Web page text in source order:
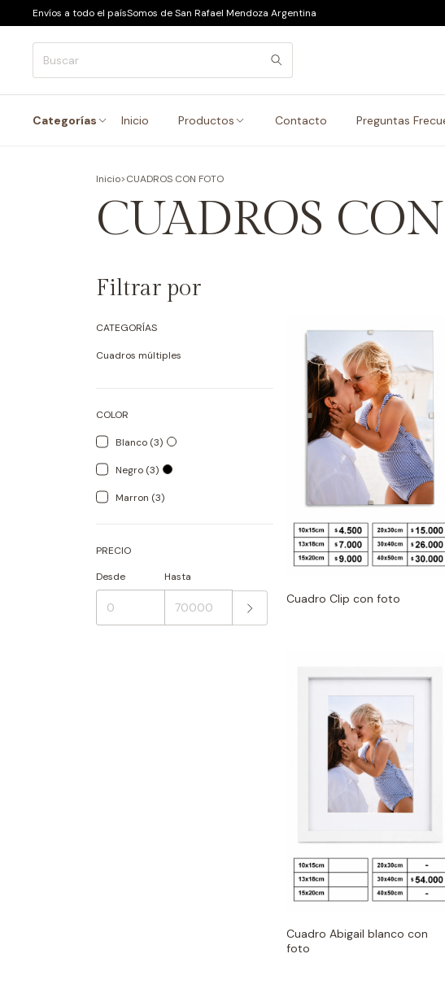
Envíos a todo el paísSomos de San Rafael Mendoza Argentina
Categorías Inicio Productos Contacto Preguntas
Inicio>CUADROS CON FOTO
CUADROS
Filtrar por
CATEGORÍAS
Cuadros múltiples
COLOR
Blanco (3)
Negro (3)
Marron (3)
PRECIO
Desde
Hasta
Cuadro Clip con foto
Cuadro Abigail blanco con
foto